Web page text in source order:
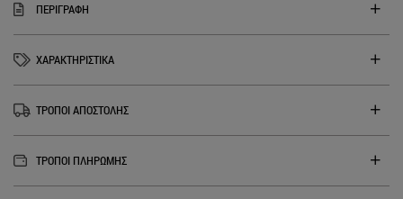
ΠΕΡΙΓΡΑΦΗ
ΧΑΡΑΚΤΗΡΙΣΤΙΚΑ
ΤΡΟΠΟΙ ΑΠΟΣΤΟΛΗΣ
ΤΡΟΠΟΙ ΠΛΗΡΩΜΗΣ